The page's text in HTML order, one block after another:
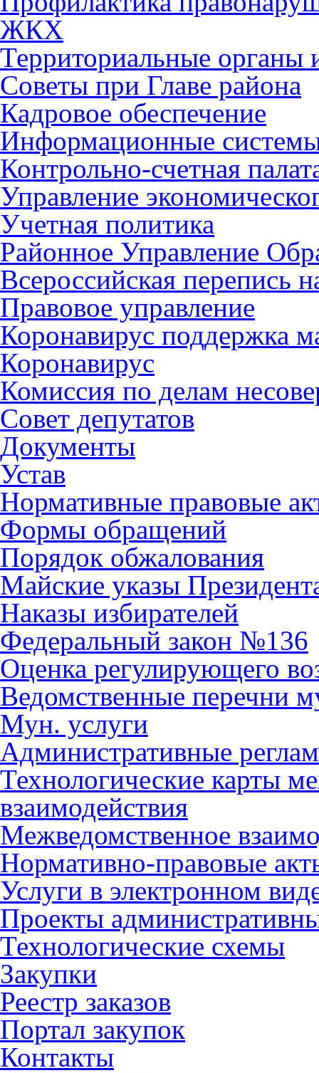
ЖКХ
Территориальные органы
Советы при Главе района
Кадровое обеспечение
Информационные
Контрольно-счетная
Управление
Учетная политика
Районное Управление
Всероссийская перепись
Правовое управление
Коронавирус поддержка
Коронавирус
Комиссия по делам
Совет депутатов
Документы
Устав
Нормативные правовые
Формы обращений
Порядок обжалования
Майские указы
Наказы избирателей
Федеральный закон №136
Оценка регулирующего
Ведомственные перечни
Мун. услуги
Административные
Технологические карты
взаимодействия
Межведомственное
Нормативно-правовые
Услуги в электронном
Проекты
Технологические схемы
Закупки
Реестр заказов
Портал закупок
Контакты